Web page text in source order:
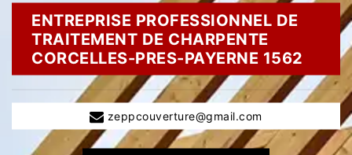
ENTREPRISE PROFESSIONNEL DE
TRAITEMENT DE CHARPENTE
CORCELLES-PRES-PAYERNE 1562
zeppcouverture@gmail.com